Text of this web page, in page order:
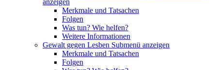
anzeigen
Merkmale und Tatsachen
Folgen
Was tun? Wie helfen?
Weitere Informationen
Gewalt gegen Lesben Submenü anzeigen
Merkmale und Tatsachen
Folgen